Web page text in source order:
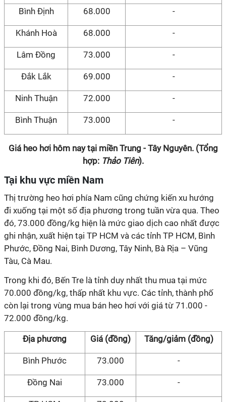
Bình Định 68.000 -
Khánh Hoà 68.000 -
Lâm Đồng 73.000 -
Đắk Lắk 69.000 -
Ninh Thuận 72.000 -
Bình Thuận 73.000 -
Giá heo hơi hôm nay tại miền Trung - Tây Nguyên. (Tổng
hợp: Thảo Tiên).
Tại khu vực miền Nam
Thị trường heo hơi phía Nam cũng chứng kiến xu hướng
đi xuống tại một số địa phương trong tuần vừa qua. Theo
đó, 73.000 đồng/kg hiện là mức giao dịch cao nhất được
ghi nhận, xuất hiện tại TP HCM và các tỉnh TP HCM, Bình
Phước, Đồng Nai, Bình Dương, Tây Ninh, Bà Rịa – Vũng
Tàu, Cà Mau.
Trong khi đó, Bến Tre là tỉnh duy nhất thu mua tại mức
70.000 đồng/kg, thấp nhất khu vực. Các tỉnh, thành phố
còn lại trong vùng mua bán heo hơi với giá từ 71.000 -
72.000 đồng/kg.
Địa phương Giá (đồng) Tăng/giảm (đồng)
Bình Phước 73.000 -
Đồng Nai 73.000 -